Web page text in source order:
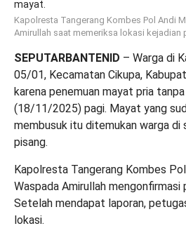
Kapolresta Tangerang Kombes Pol Andi
Amirullah saat memeriksa lokasi kejadian
SEPUTARBANTENID – Warga di
05/01, Kecamatan Cikupa,
karena penemuan mayat pria
(18/11/2025) pagi. Mayat yang
membusuk itu ditemukan warga di
pisang.
Kapolresta Tangerang Kombes
Waspada Amirullah mengonfirmasi
Setelah mendapat laporan,
lokasi.